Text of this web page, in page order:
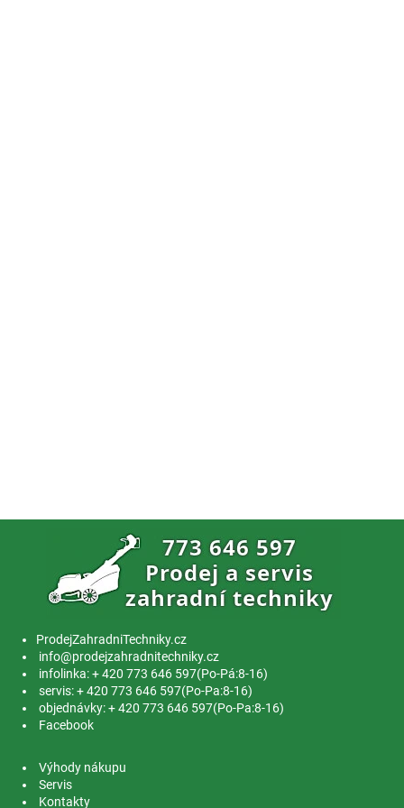
ProdejZahradniTechniky.cz
info@prodejzahradnitechniky.cz
infolinka: + 420 773 646 597(Po-Pá:8-16)
servis: + 420 773 646 597(Po-Pa:8-16)
objednávky: + 420 773 646 597(Po-Pa:8-16)
Facebook
Výhody nákupu
Servis
Kontakty